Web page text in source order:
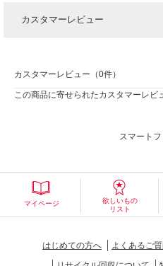
カスタマーレビュー
カスタマーレビュー（0件）
この商品に寄せられたカスタマーレビ
スマートフ
マイページ
欲しいもの
リスト
はじめての方へ よくあるご